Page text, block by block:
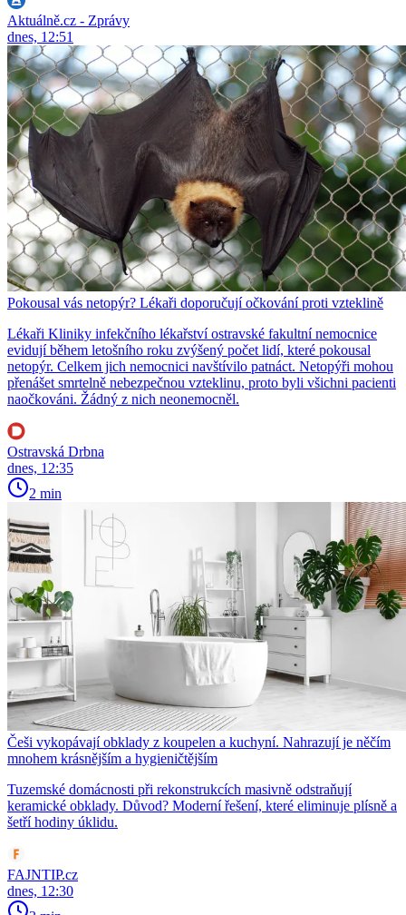
Aktuálně.cz - Zprávy
dnes, 12:51
Pokousal vás netopýr? Lékaři doporučují očkování proti vzteklině
Lékaři Kliniky infekčního lékařství ostravské fakultní nemocnice
evidují během letošního roku zvýšený počet lidí, které pokousal
netopýr. Celkem jich nemocnici navštívilo patnáct. Netopýři mohou
přenášet smrtelně nebezpečnou vzteklinu, proto byli všichni pacienti
naočkováni. Žádný z nich neonemocněl.
Ostravská Drbna
dnes, 12:35
2 min
Češi vykopávají obklady z koupelen a kuchyní. Nahrazují je něčím
mnohem krásnějším a hygieničtějším
Tuzemské domácnosti při rekonstrukcích masivně odstraňují
keramické obklady. Důvod? Moderní řešení, které eliminuje plísně a
šetří hodiny úklidu.
FAJNTIP.cz
dnes, 12:30